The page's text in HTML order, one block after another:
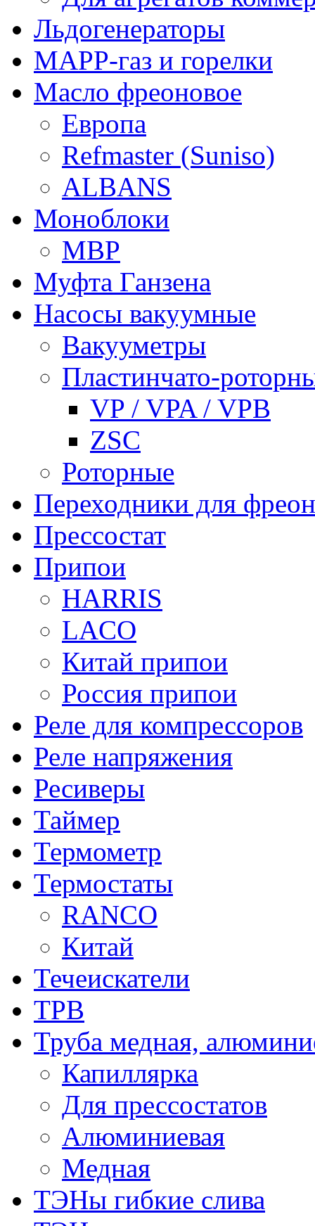
Льдогенераторы
МАРР-газ и горелки
Масло фреоновое
Европа
Refmaster (Suniso)
ALBANS
Моноблоки
MBP
Муфта Ганзена
Насосы вакуумные
Вакууметры
Пластинчато-
VP / VPA / VPB
ZSC
Роторные
Переходники для
Прессостат
Припои
HARRIS
LACO
Китай припои
Россия припои
Реле для компрессоров
Реле напряжения
Ресиверы
Таймер
Термометр
Термостаты
RANCO
Китай
Течеискатели
ТРВ
Труба медная,
Капиллярка
Для прессостатов
Алюминиевая
Медная
ТЭНы гибкие слива